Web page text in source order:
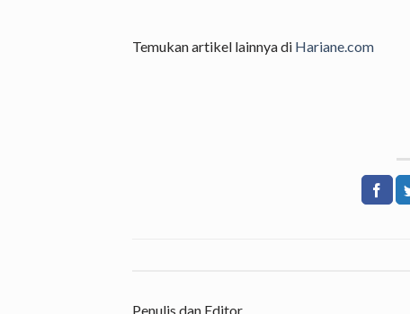
Temukan artikel lainnya di Hariane.com
Penulis dan Editor